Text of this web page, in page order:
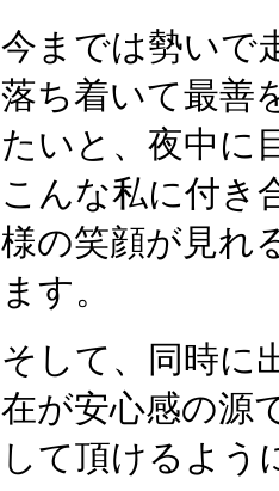
今までは勢いで
落ち着いて最善
たいと、夜中に
こんな私に付き
様の笑顔が見れ
ます。
そして、同時に
在が安心感の源
して頂けるよう